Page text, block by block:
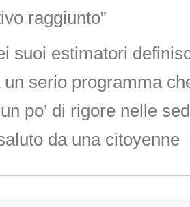
raggiunto”
suoi estimatori
un serio programma
po’ di rigore nelle
da una citoyenne